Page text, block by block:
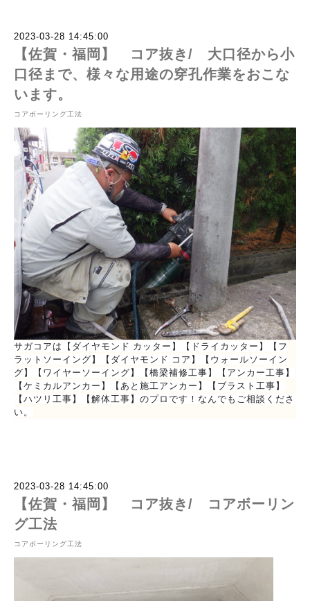
2023-03-28 14:45:00
【佐賀・福岡】 コア抜き/ 大口径から小
口径まで、様々な用途の穿孔作業をおこな
います。
コアボーリング工法
サガコアは【ダイヤモンド カッター】【ドライカッター】【フ
ラットソーイング】【ダイヤモンド コア】【ウォールソーイン
グ】【ワイヤーソーイング】【橋梁補修工事】【アンカー工事】
【ケミカルアンカー】【あと施工アンカー】【ブラスト工事】
【ハツリ工事】【解体工事】のプロです！なんでもご相談くださ
い。
2023-03-28 14:45:00
【佐賀・福岡】 コア抜き/ コアボーリン
グ工法
コアボーリング工法